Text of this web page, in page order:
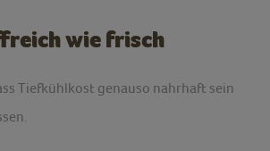
wie frisch
Tiefkühlkost genauso nahrhaft sein